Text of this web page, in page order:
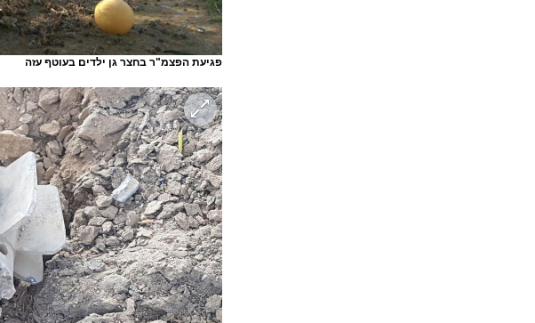
פגיעת הפצמ"ר בחצר גן ילדים בעוטף עזה